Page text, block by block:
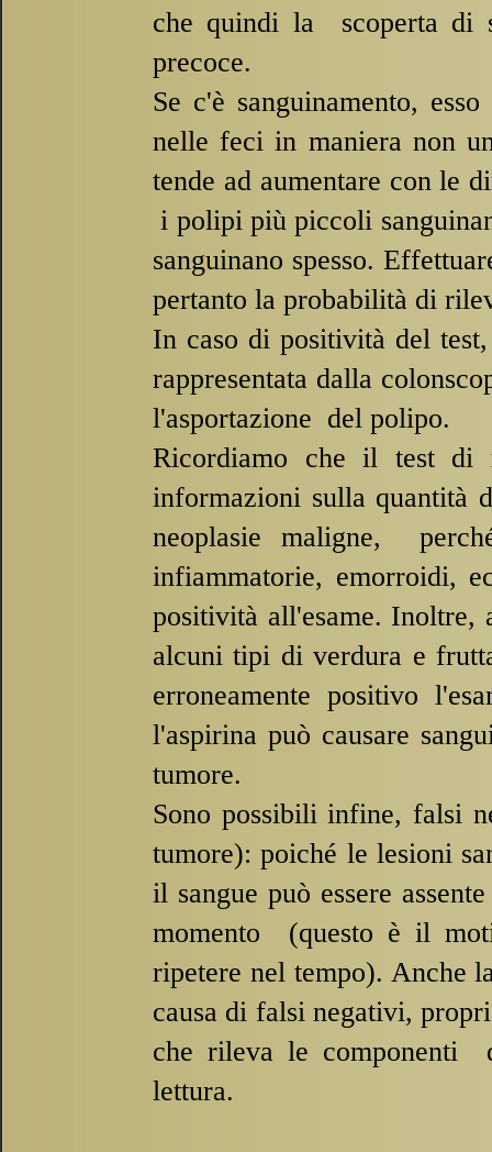
che quindi la scoperta di
precoce.
Se c'è sanguinamento,
nelle feci in maniera non
tende ad aumentare con le
i polipi più piccoli
sanguinano spesso.
pertanto la probabilità di
In caso di positività del
rappresentata dalla
l'asportazione del polipo.
Ricordiamo che il test di
informazioni sulla quantità
neoplasie maligne,
infiammatorie, emorroidi,
positività all'esame. Inoltre,
alcuni tipi di verdura e
erroneamente positivo
l'aspirina può causare
tumore.
Sono possibili infine, falsi
tumore): poiché le lesioni
il sangue può essere
momento (questo è il
ripetere nel tempo). Anche
causa di falsi negativi,
che rileva le componenti
lettura.